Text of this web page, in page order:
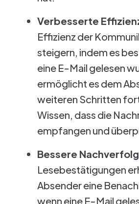
Verbesserte
Effizienz der
steigern, indem es
eine E-Mail gelesen
ermöglicht es dem
weiteren Schritten
Wissen, dass die
empfangen und
Bessere
Lesebestätigungen
Absender eine
wenn eine E-Mail